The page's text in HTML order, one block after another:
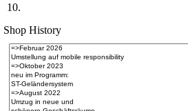
10.
Shop History